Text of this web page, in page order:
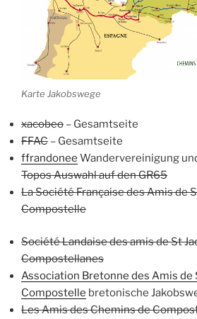
Karte Jakobswege
xacobeo – Gesamtseite
FFAC – Gesamtseite
ffrandonee Wandervereinigung
Topos Auswahl auf den GR65
La Société Française des Amis de
Compostelle
Société Landaise des amis de St
Compostellanes
Association Bretonne des Amis de
Compostelle bretonische
Les Amis des Chemins de